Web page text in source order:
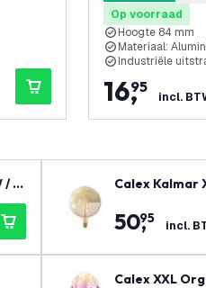
Op voorraad
Hoogte 84 mm
Materiaal:
Industriële
16,
95
incl.
/ 2
Calex Kalmar
50,
95 incl.
Calex XXL